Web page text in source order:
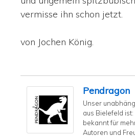
vermisse ihn schon jetzt.
von Jochen König.
Pendragon
Unser
aus Bielefeld ist:
bekannt für
Autoren und